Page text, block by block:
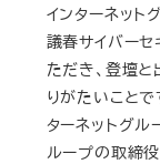
インターネット
議春サイバー
ただき、登壇
りがたいこと
ターネットグル
ループの取締